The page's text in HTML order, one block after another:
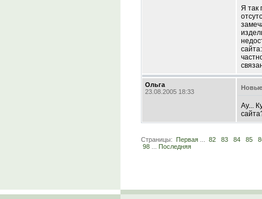
Я так
Ольга
23.08.2005 18:33
Ау...
Страницы: Первая 82 83 84 85
98
Последняя